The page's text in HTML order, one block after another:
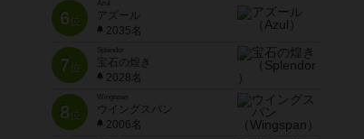
6位
Azul
アズール
2035名
7位
宝石の煌き
2028名
8位
Wingspan
ウイングスパン
2006名